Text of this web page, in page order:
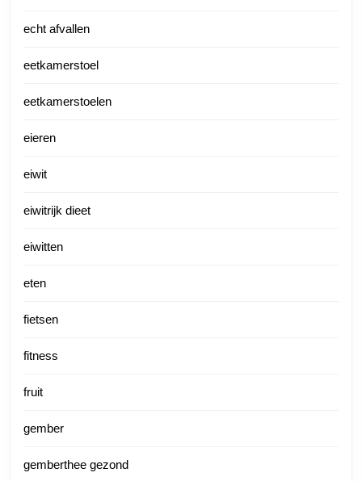
echt afvallen
eetkamerstoel
eetkamerstoelen
eieren
eiwit
eiwitrijk dieet
eiwitten
eten
fietsen
fitness
fruit
gember
gemberthee gezond